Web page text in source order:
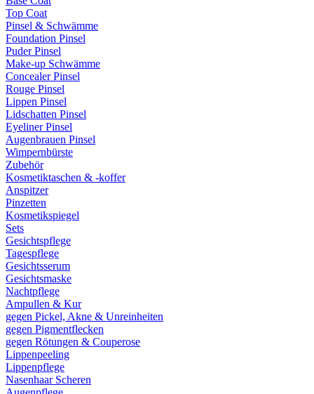
Top Coat
Pinsel & Schwämme
Foundation Pinsel
Puder Pinsel
Make-up Schwämme
Concealer Pinsel
Rouge Pinsel
Lippen Pinsel
Lidschatten Pinsel
Eyeliner Pinsel
Augenbrauen Pinsel
Wimpernbürste
Zubehör
Kosmetiktaschen & -koffer
Anspitzer
Pinzetten
Kosmetikspiegel
Sets
Gesichtspflege
Tagespflege
Gesichtsserum
Gesichtsmaske
Nachtpflege
Ampullen & Kur
gegen Pickel, Akne & Unreinheiten
gegen Pigmentflecken
gegen Rötungen & Couperose
Lippenpeeling
Lippenpflege
Nasenhaar Scheren